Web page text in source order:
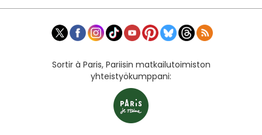
Sortir à Paris, Pariisin matkailutoimiston
yhteistyökumppani: